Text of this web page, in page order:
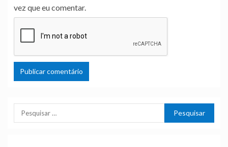
vez que eu comentar.